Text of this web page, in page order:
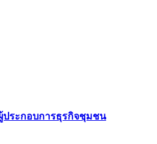
ระกอบการธุรกิจชุมชน